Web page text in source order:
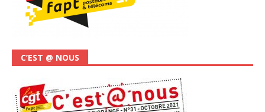
C’EST @ NOUS